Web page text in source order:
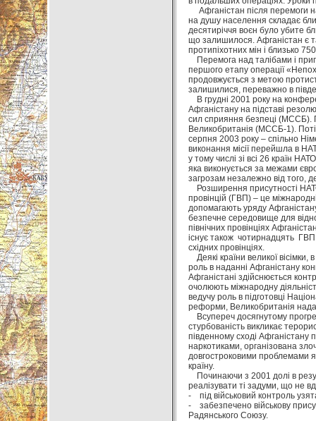
Афганістан після перемоги
на душу населення складає
десятиріччя воєн було убите
що залишилося. Афганістан є
протипіхотних мін і близько
Перемога над талібами і
першого етапу операції
продовжується з метою
залишилися, переважно в
В грудні 2001 року на
Афганістану на підставі
сил сприяння безпеці (МССБ).
Великобританія (МССБ-1).
серпня 2003 року – спільно
виконання місії перейшла в
у тому числі зі всі 26 країн
яка виконується за межами
загрозам незалежно від того,
Розширення присутності
провінцій (ГВП) – це
допомагають уряду
безпечне середовище для
північних провінціях
існує також чотирнадцять
східних провінціях.
Деякі країни великої вісімки,
роль в наданні Афганістану
Афганістані здійснюється
очолюють міжнародну
ведучу роль в підготовці
реформи, Великобританія
Всупереч досягнутому
стурбованість викликає
південному сході Афганістану
наркотиками, організована
довгостроковими проблемами
країну.
Починаючи з 2001 долі в
реалізувати ті задуми, що не
- під військовий контроль
- забезпечено військову
Радянського Союзу.